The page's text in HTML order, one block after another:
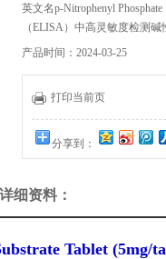
英文名p-Nitrophenyl
（ELISA）中高灵敏度检测
一可溶性黄色终产物，加入
产品时间：2024-03-25
打印当前页
分享到：
细资料：
Tablet (5mg/